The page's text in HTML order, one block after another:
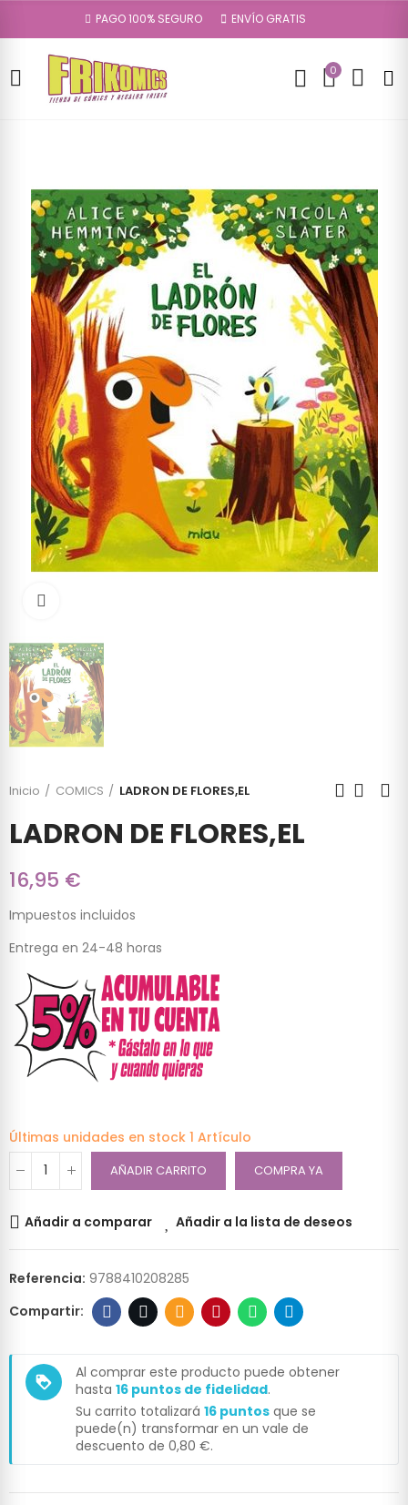
PAGO 100% SEGURO ENVÍO GRATIS
0
Inicio COMICS LADRON DE FLORES,EL
LADRON DE FLORES,EL
16,95 €
Impuestos incluidos
Entrega en 24-48 horas
Últimas unidades en stock 1 Artículo
AÑADIR CARRITO COMPRA YA
Añadir a comparar Añadir a la lista de deseos
Referencia: 9788410208285
loyalty
Al comprar este producto puede obtener
hasta 16 puntos de fidelidad.
Su carrito totalizará 16 puntos que se
puede(n) transformar en un vale de
descuento de 0,80 €.